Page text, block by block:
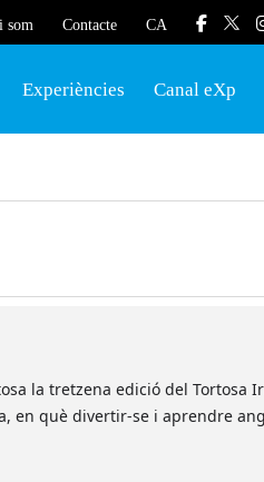
som Contacte CA
Experiències Canal eXp
la tretzena edició del Tortosa
en què divertir-se i aprendre